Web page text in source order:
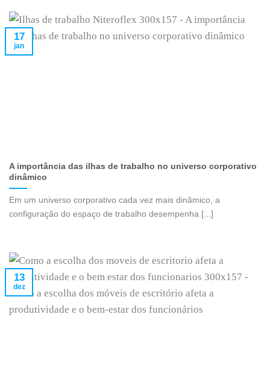
A importância das ilhas de trabalho no universo corporativo
dinâmico
Em um universo corporativo cada vez mais dinâmico, a
configuração do espaço de trabalho desempenha [...]
17
jan
13
dez